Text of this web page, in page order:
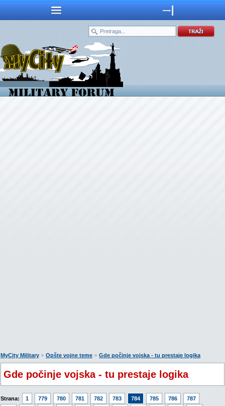
MyCity Military » Opšte vojne teme » Gde počinje vojska - tu prestaje logika
Gde počinje vojska - tu prestaje logika
Strana: 1 779 780 781 782 783 784 785 786
787